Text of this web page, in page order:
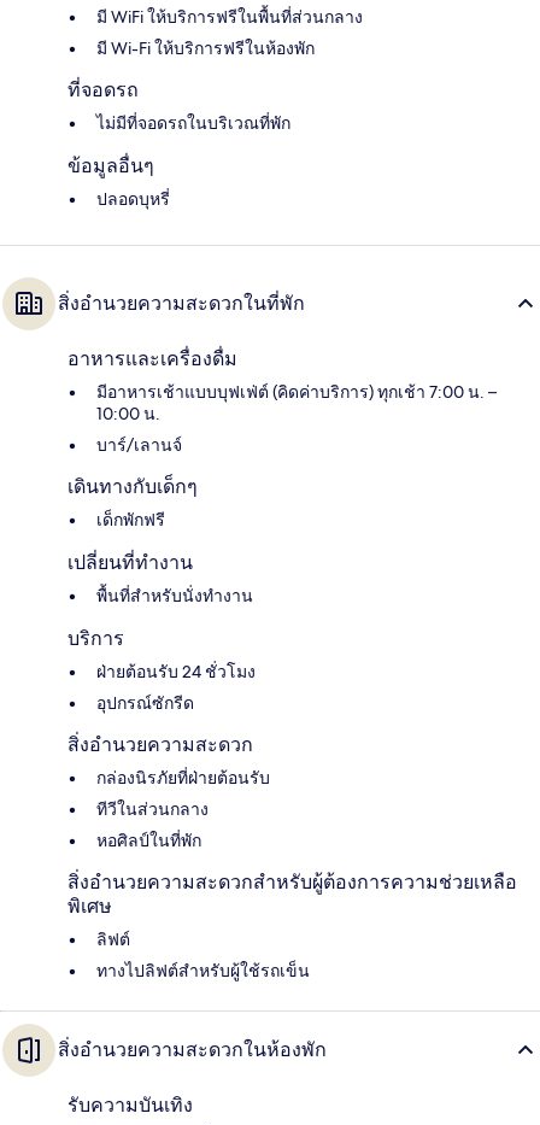
มี WiFi ให้บริการฟรีในพื้นที่ส่วนกลาง
มี Wi-Fi ให้บริการฟรีในห้องพัก
ที่จอดรถ
ไม่มีที่จอดรถในบริเวณที่พัก
ข้อมูลอื่นๆ
ปลอดบุหรี่
สิ่งอำนวยความสะดวกในที่พัก
อาหารและเครื่องดื่ม
มีอาหารเช้าแบบบุฟเฟ่ต์ (คิดค่าบริการ) ทุกเช้า 7:00 น. –
10:00 น.
บาร์/เลานจ์
เดินทางกับเด็กๆ
เด็กพักฟรี
เปลี่ยนที่ทำงาน
พื้นที่สำหรับนั่งทำงาน
บริการ
ฝ่ายต้อนรับ 24 ชั่วโมง
อุปกรณ์ซักรีด
สิ่งอำนวยความสะดวก
กล่องนิรภัยที่ฝ่ายต้อนรับ
ทีวีในส่วนกลาง
หอศิลป์ในที่พัก
สิ่งอำนวยความสะดวกสำหรับผู้ต้องการความช่วยเหลือ
พิเศษ
ลิฟต์
ทางไปลิฟต์สำหรับผู้ใช้รถเข็น
สิ่งอำนวยความสะดวกในห้องพัก
รับความบันเทิง